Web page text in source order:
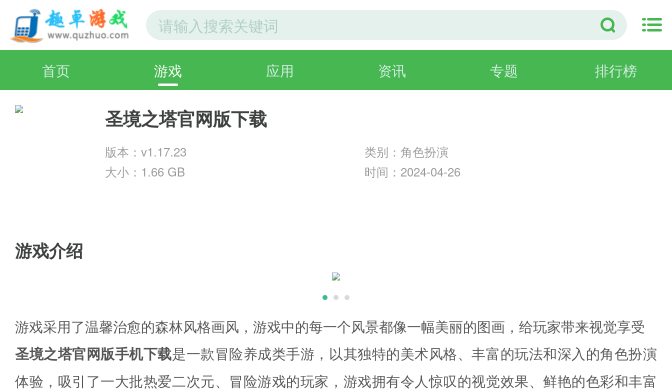
首页 游戏 应用 资讯 专题 排行榜
圣境之塔官网版下载
版本：v1.17.23
类别：角色扮演
大小：1.66 GB
时间：2024-04-26
游戏介绍
游戏采用了温馨治愈的森林风格画风，游戏中的每一个风景都像一幅美丽的图画，给玩家带来视觉享受
圣境之塔官网版手机下载是一款冒险养成类手游，以其独特的美术风格、丰富的玩法和深入的角色扮演
体验，吸引了一大批热爱二次元、冒险游戏的玩家，游戏拥有令人惊叹的视觉效果、鲜艳的色彩和丰富